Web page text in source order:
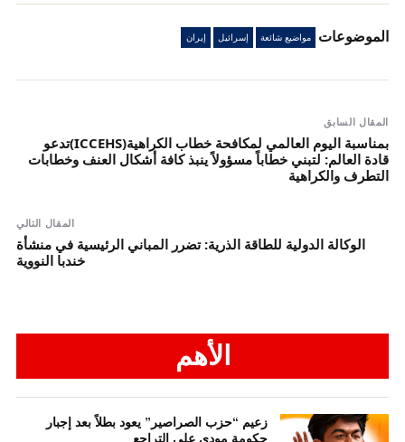
الموضوعات مواضيع شائعة إسرائيل إيران
المقال السابق
بمناسبة اليوم العالمي لمكافحة خطاب الكراهية(ICCEHS)تدعو
قادة العالم: لتبني خطاباً مسؤولاً ينبذ كافة أشكال العنف وخطابات
التطرف والكراهية
المقال التالي
الوكالة الدولية للطاقة الذرية: تضرر المباني الرئيسية في منشأة
خندبا النووية
الأهم
زعيم “حزب الصراصير” يعود بطلاً بعد إجبار